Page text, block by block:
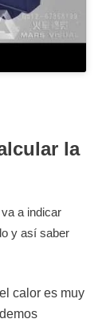
la
a indicar
y así saber
calor es muy